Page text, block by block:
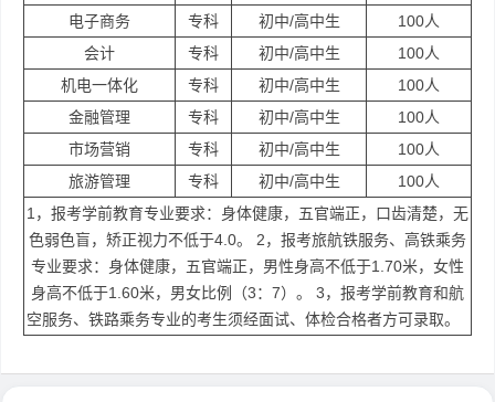
电子商务
专科 初中/高中生
100人
会计
专科 初中/高中生
100人
机电一体化
专科 初中/高中生
100人
金融管理
专科 初中/高中生
100人
市场营销
专科 初中/高中生
100人
旅游管理
专科 初中/高中生
100人
1，报考学前教育专业要求：身体健康，五官端正，口齿清楚，无
色弱色盲，矫正视力不低于4.0。 2，报考旅航铁服务、高铁乘务
专业要求：身体健康，五官端正，男性身高不低于1.70米，女性
身高不低于1.60米，男女比例（3：7）。 3，报考学前教育和航
空服务、铁路乘务专业的考生须经面试、体检合格者方可录取。